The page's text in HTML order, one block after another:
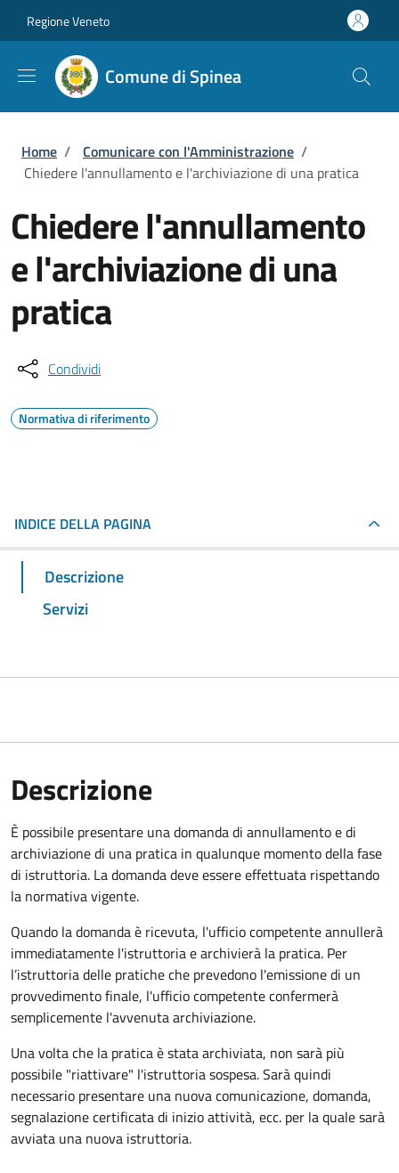
Regione Veneto
Comune di Spinea
Briciole di pane
Home / Comunicare con l'Amministrazione /
Chiedere l'annullamento e l'archiviazione di una pratica
Chiedere l'annullamento
e l'archiviazione di una
pratica
Condividi
Normativa di riferimento
INDICE DELLA PAGINA
Descrizione
Servizi
Descrizione
È possibile presentare una domanda di annullamento e di
archiviazione di una pratica in qualunque momento della fase
di istruttoria. La domanda deve essere effettuata rispettando
la normativa vigente.
Quando la domanda è ricevuta, l'ufficio competente annullerà
immediatamente l'istruttoria e archivierà la pratica. Per
l’istruttoria delle pratiche che prevedono l'emissione di un
provvedimento finale, l'ufficio competente confermerà
semplicemente l'avvenuta archiviazione.
Una volta che la pratica è stata archiviata, non sarà più
possibile "riattivare" l'istruttoria sospesa. Sarà quindi
necessario presentare una nuova comunicazione, domanda,
segnalazione certificata di inizio attività, ecc. per la quale sarà
avviata una nuova istruttoria.